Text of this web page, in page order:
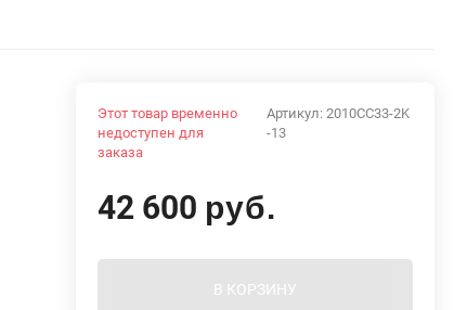
Артикул: 2010CC33-2K
-13
Этот товар временно
недоступен для
заказа
42 600 руб.
В КОРЗИНУ